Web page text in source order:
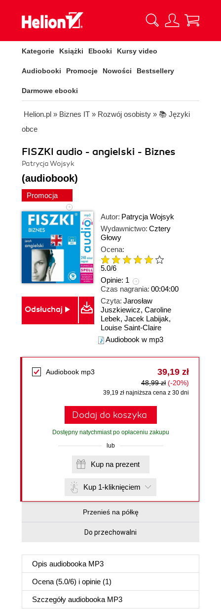
Kategorie Książki Ebooki Kursy video
Audiobooki Promocje Nowości Bestsellery
Darmowe ebooki
Helion.pl » Biznes IT » Rozwój osobisty » 📚 Języki
obce
FISZKI audio - angielski - Biznes
Patrycja Wojsyk
(audiobook)
Promocja
Odsłuchaj
Autor: Patrycja Wojsyk
Wydawnictwo: Cztery
Głowy
Ocena:
5.0/6
Opinie: 1
Czas nagrania: 00:04:00
Czyta: Jarosław
Juszkiewicz, Caroline
Lebek, Jacek Labijak,
Louise Saint-Claire
Audiobook w mp3
Audiobook mp3 39,19 zł
48,99 zł (-20%)
39,19 zł najniższa cena z 30 dni
Dodaj do koszyka
Dostępny natychmiast po opłaceniu zakupu
lub
Kup na prezent
Kup 1-kliknięciem
Przenieś na półkę
Do przechowalni
Opis audiobooka MP3
Ocena (5.0/6) i opinie (1)
Szczegóły audiobooka MP3